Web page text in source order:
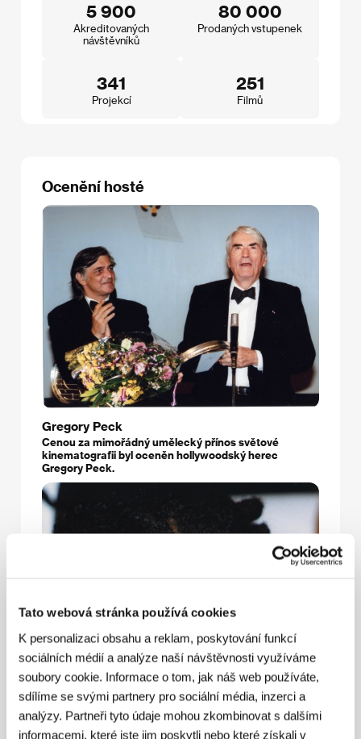
Tato webová stránka používá cookies
K personalizaci obsahu a reklam, poskytování funkcí
sociálních médií a analýze naší návštěvnosti využíváme
soubory cookie. Informace o tom, jak náš web používáte,
sdílíme se svými partnery pro sociální média, inzerci a
analýzy. Partneři tyto údaje mohou zkombinovat s dalšími
informacemi, které jste jim poskytli nebo které získali v
5 900
Akreditovaných
návštěvníků
80 000
Prodaných vstupenek
341
Projekcí
251
Filmů
Ocenění hosté
Gregory Peck
Cenou za mimořádný umělecký přínos světové
kinematografii byl oceněn hollywoodský herec
Gregory Peck.